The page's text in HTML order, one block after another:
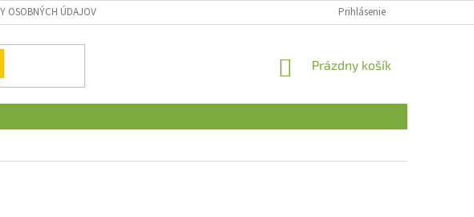
OSOBNÝCH ÚDAJOV Prihlásenie
NÁKUPNÝ
Prázdny košík